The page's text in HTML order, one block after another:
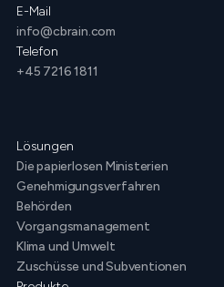
E-Mail
info@cbrain.com
Telefon
+45 7216 1811
Lösungen
Die papierlosen Ministerien
Genehmigungsverfahren
Behörden
Vorgangsmanagement
Klima und Umwelt
Zuschüsse und Subventionen